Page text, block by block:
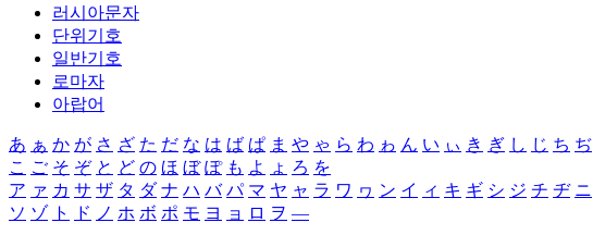
러시아문자
단위기호
일반기호
로마자
아랍어
あ ぁ か が さ ざ た だ な は ば ぱ ま や ゃ ら わ ゎ ん い ぃ き ぎ し じ ち ぢ
こ ご そ ぞ と ど の ほ ぼ ぽ も よ ょ ろ を
ア ァ カ サ ザ タ ダ ナ ハ バ パ マ ヤ ャ ラ ワ ヮ ン イ ィ キ ギ シ ジ チ ヂ ニ
ソ ゾ ト ド ノ ホ ボ ポ モ ヨ ョ ロ ヲ ―